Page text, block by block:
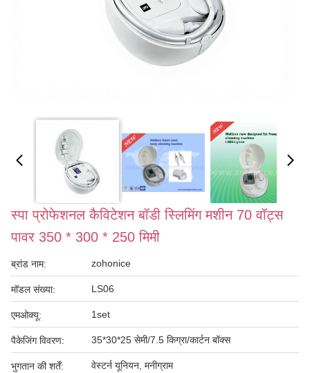
स्पा प्रोफेशनल कैविटेशन बॉडी स्लिमिंग मशीन 70 वॉट्स
पावर 350 * 300 * 250 मिमी
ब्रांड नाम: zohonice
मॉडल संख्या: LS06
एमओक्यू: 1set
पैकेजिंग विवरण: 35*30*25 सेमी/7.5 किग्रा/कार्टन बॉक्स
भुगतान की शर्तें: वेस्टर्न यूनियन, मनीग्राम